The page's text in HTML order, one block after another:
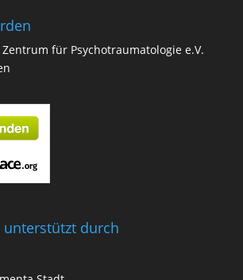
für Psychotraumatologie e.V.
durch